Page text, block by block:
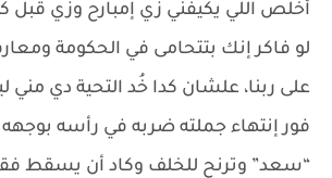
أخلص اللي يكيفني زي إمبارح وزي قبل
لو فاكر إنك بتتحامى في الحكومة
على ربنا، علشان كدا خُد التحية دي مني
فور إنتهاء جملته ضربه في رأسه
“سعد” وترنح للخلف وكاد أن يسقط